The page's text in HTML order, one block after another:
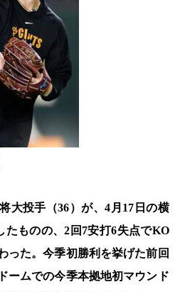
大投手（36）が、4月17日の横
たものの、2回7安打6失点でKO
った。今季初勝利を挙げた前回
ームでの今季本拠地初マウンド